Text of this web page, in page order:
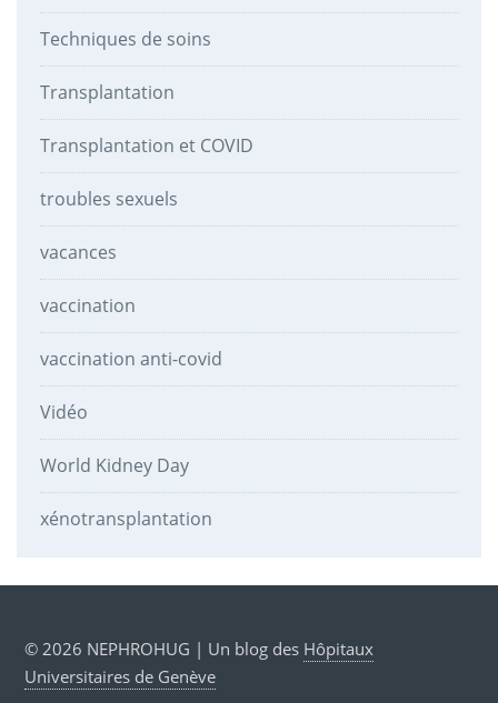
Techniques de soins
Transplantation
Transplantation et COVID
troubles sexuels
vacances
vaccination
vaccination anti-covid
Vidéo
World Kidney Day
xénotransplantation
© 2026 NEPHROHUG | Un blog des Hôpitaux
Universitaires de Genève